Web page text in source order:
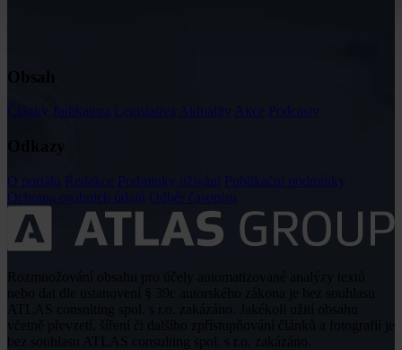
Články Judikatura Legislativa Aktuality Akce Podcasty
O portálu Redakce Podmínky užívání Publikační podmínky
Ochrana osobních údajů Odběr časopisu
včetně převzetí, šíření či dalšího zpřístupňování článků a fotografií je